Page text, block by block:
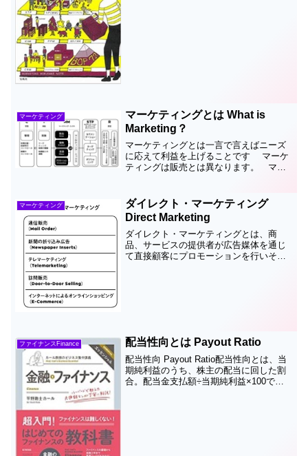
マーケティング
マーケティングとは What is
Marketing？
マーケティングとは一言で言えばニーズ
に応えて利益を上げることです マーケ
ティングは販売とは異なります。 マー
はビジネスマーケティング、顧客マーケ
ティング、Webマー...
マーケティング
ダイレクト・マーケティング
Direct Marketing
ダイレクト・マーケティングとは、商
品、サービスの提供者が広告媒体を通じ
て直接顧客にプロモーションを行いその
ファイナンスFinance 配当性向とは Payout Ratio
配当性向 Payout Ratio配当性向とは、当
期純利益のうち、株主の配当に回した割
合。配当金支払額÷当期純利益×100で算